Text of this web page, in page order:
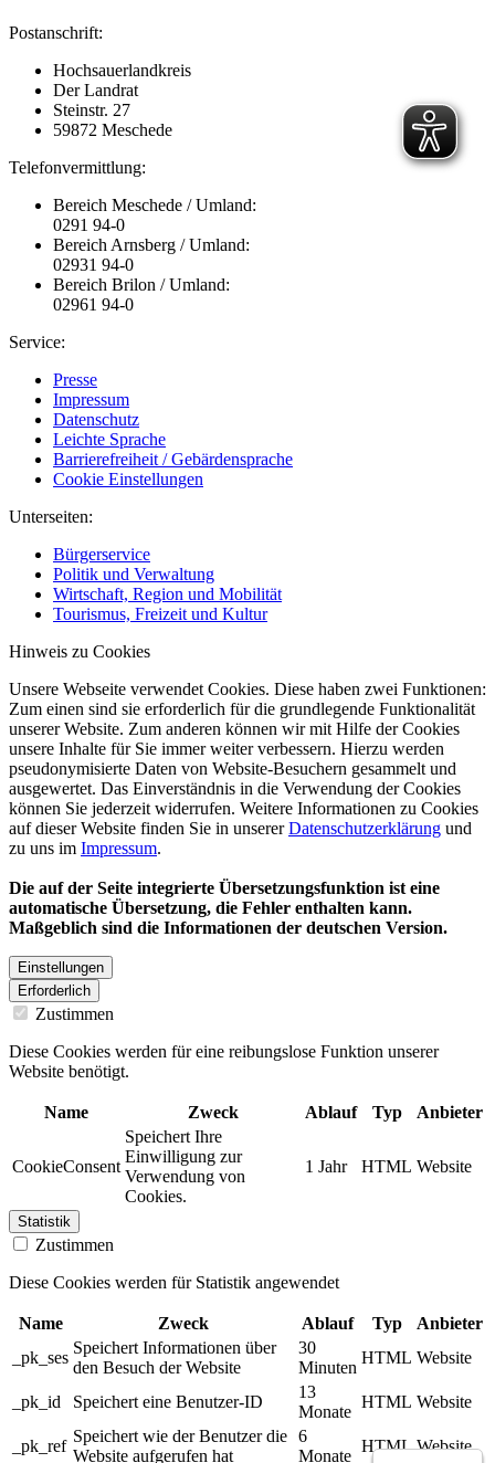
Postanschrift:
Hochsauerlandkreis
Der Landrat
Steinstr. 27
59872 Meschede
Telefonvermittlung:
Bereich Meschede / Umland:
0291 94-0
Bereich Arnsberg / Umland:
02931 94-0
Bereich Brilon / Umland:
02961 94-0
Service:
Presse
Impressum
Datenschutz
Leichte Sprache
Barrierefreiheit / Gebärdensprache
Cookie Einstellungen
Unterseiten:
Bürgerservice
Politik und Verwaltung
Wirtschaft, Region und Mobilität
Tourismus, Freizeit und Kultur
Hinweis zu Cookies
Unsere Webseite verwendet Cookies. Diese haben zwei Funktionen:
Zum einen sind sie erforderlich für die grundlegende Funktionalität
unserer Website. Zum anderen können wir mit Hilfe der Cookies
unsere Inhalte für Sie immer weiter verbessern. Hierzu werden
pseudonymisierte Daten von Website-Besuchern gesammelt und
ausgewertet. Das Einverständnis in die Verwendung der Cookies
können Sie jederzeit widerrufen. Weitere Informationen zu Cookies
auf dieser Website finden Sie in unsererDatenschutzerklärung und
zu uns im Impressum.
Die auf der Seite integrierte Übersetzungsfunktion ist eine
automatische Übersetzung, die Fehler enthalten kann.
Maßgeblich sind die Informationen der deutschen Version.
Einstellungen
Erforderlich
Zustimmen
Diese Cookies werden für eine reibungslose Funktion unserer
Website benötigt.
Name Zweck Ablauf Typ Anbieter
CookieConsent
Speichert Ihre
Einwilligung zur
Verwendung von
Cookies.
1 Jahr HTML Website
Statistik
Zustimmen
Diese Cookies werden für Statistik angewendet
Name Zweck Ablauf Typ
Anbieter
_pk_ses
Speichert Informationen über
den Besuch der Website
30
Minuten
HTML Website
_pk_id Speichert eine Benutzer-ID
13
Monate
HTML Website
_pk_ref
Speichert wie der Benutzer die
Website aufgerufen hat
6
Monate
HTML Website